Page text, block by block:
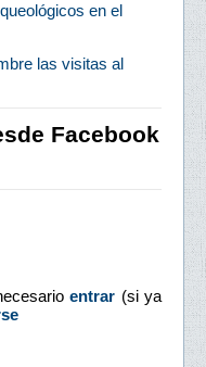
en el
las visitas al
Facebook
entrar (si ya